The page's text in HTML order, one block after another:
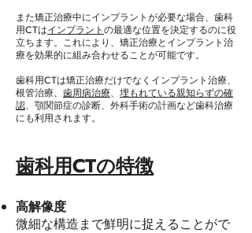
また矯正治療中にインプラントが必要な場合、歯科
用CTはインプラントの最適な位置を決定するのに役
立ちます。これにより、矯正治療とインプラント治
療を効果的に組み合わせることが可能です。
歯科用CTは矯正治療だけでなくインプラント治療、
根管治療、 歯周病治療、 埋もれている親知らずの確
認、顎関節症の診断、外科手術の計画など歯科治療
にも利用されます。
歯科用CTの特徴
高解像度
微細な構造まで鮮明に捉えることがで